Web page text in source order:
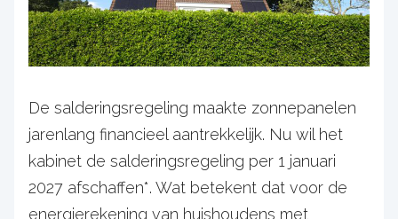
De salderingsregeling maakte zonnepanelen
jarenlang financieel aantrekkelijk. Nu wil het
kabinet de salderingsregeling per 1 januari
2027 afschaffen*. Wat betekent dat voor de
energierekening van huishoudens met